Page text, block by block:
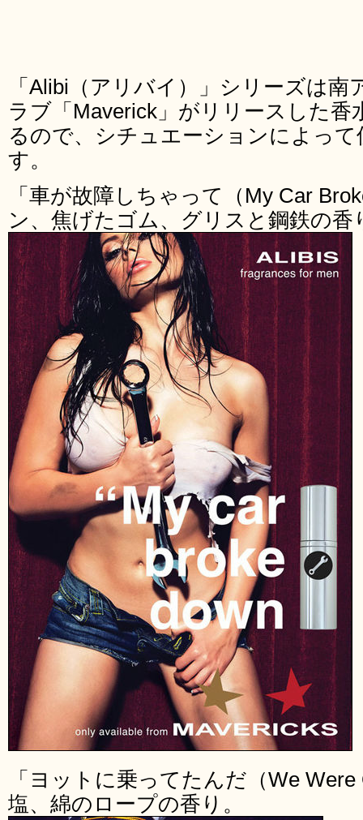
「Alibi（アリバイ）」シリーズは
ラブ「Maverick」がリリースした香
るので、シチュエーションによっ
す。
「車が故障しちゃって（My Car
ン、焦げたゴム、グリスと鋼鉄の香
「ヨットに乗ってたんだ（We
塩、綿のロープの香り。